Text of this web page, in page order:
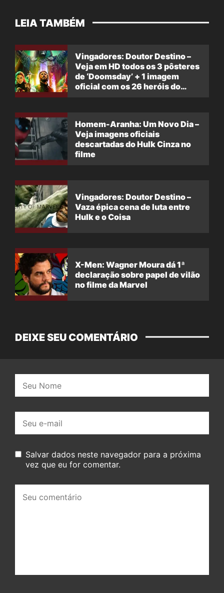
LEIA TAMBÉM
Vingadores: Doutor Destino –
Veja em HD todos os 3 pôsteres
de ‘Doomsday’ + 1 imagem
oficial com os 26 heróis do
Homem-Aranha: Um Novo Dia –
Veja imagens oficiais
descartadas do Hulk Cinza no
filme
Vingadores: Doutor Destino –
Vaza épica cena de luta entre
Hulk e o Coisa
X-Men: Wagner Moura dá 1ª
declaração sobre papel de vilão
no filme da Marvel
DEIXE SEU COMENTÁRIO
mail:
Salvar dados neste navegador para a próxima
vez que eu for comentar.
comentário: